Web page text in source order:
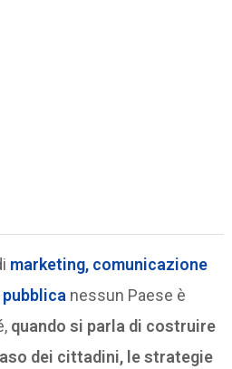
marketing, comunicazione
nessun Paese è
quando si parla di costruire
dei cittadini, le strategie